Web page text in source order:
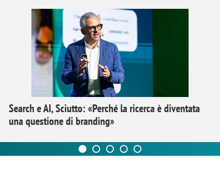
Search e AI, Sciutto: «Perché la ricerca è diventata
una questione di branding»